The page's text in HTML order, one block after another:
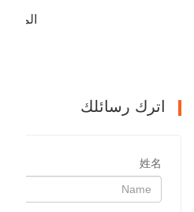
اترك رسائلك
姓名